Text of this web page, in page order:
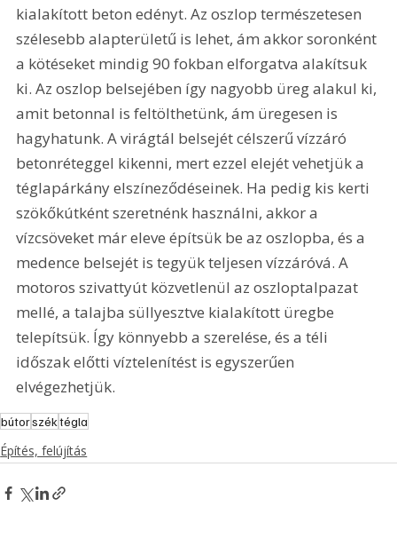
kialakított beton edényt. Az oszlop természetesen
szélesebb alapterületű is lehet, ám akkor soronként
a kötéseket mindig 90 fokban elforgatva alakítsuk
ki. Az oszlop belsejében így nagyobb üreg alakul ki,
amit betonnal is feltölthetünk, ám üregesen is
hagyhatunk. A virágtál belsejét célszerű vízzáró
betonréteggel kikenni, mert ezzel elejét vehetjük a
téglapárkány elszíneződéseinek. Ha pedig kis kerti
szökőkútként szeretnénk használni, akkor a
vízcsöveket már eleve építsük be az oszlopba, és a
medence belsejét is tegyük teljesen vízzáróvá. A
motoros szivattyút közvetlenül az oszloptalpazat
mellé, a talajba süllyesztve kialakított üregbe
telepítsük. Így könnyebb a szerelése, és a téli
időszak előtti víztelenítést is egyszerűen
elvégezhetjük.
bútorszéktégla
Építés, felújítás